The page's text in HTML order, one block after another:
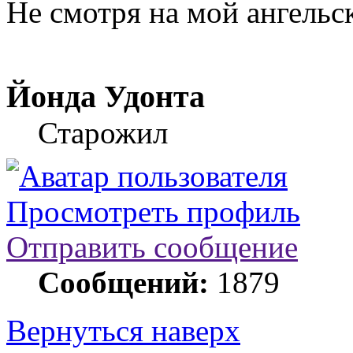
Не смотря на мой
Йонда Удонта
Старожил
Просмотреть профиль
Отправить сообщение
Сообщений: 1879
Вернуться наверх